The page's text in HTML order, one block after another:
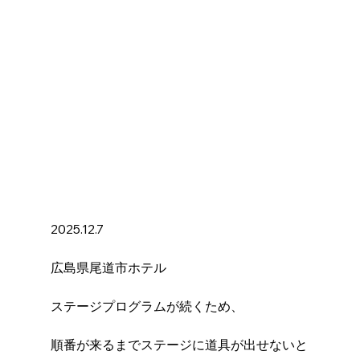
2025.12.7
広島県尾道市ホテル
ステージプログラムが続くため、
順番が来るまでステージに道具が出せないと